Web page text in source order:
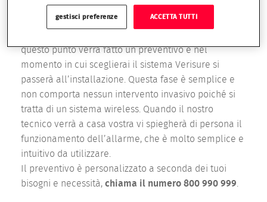
specifici come il pack sorveglianza casa, il pack
controllo casa, ilpack duo perimetrale: insieme ai
questo punto verrà fatto un preventivo e nel
momento in cui sceglierai il sistema Verisure si
passerà all’installazione. Questa fase è semplice e
non comporta nessun intervento invasivo poiché si
tratta di un sistema wireless. Quando il nostro
tecnico verrà a casa vostra vi spiegherà di persona il
funzionamento dell’allarme, che è molto semplice e
intuitivo da utilizzare.
Il preventivo è personalizzato a seconda dei tuoi
bisogni e necessità, chiama il numero 800 990 999
gestisci preferenze ACCETTA TUTTI